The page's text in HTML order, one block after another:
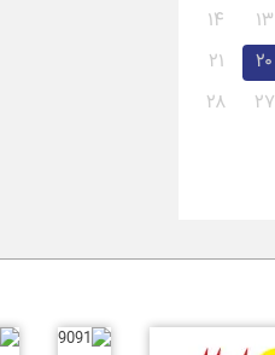
۱۳
۱۴
۲۰
۲۱
۲۷
۲۸